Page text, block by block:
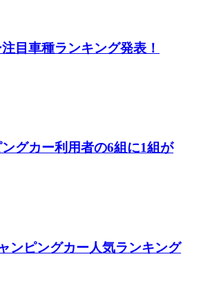
目車種ランキング発表！
グカー利用者の6組に1組が
ンピングカー人気ランキング